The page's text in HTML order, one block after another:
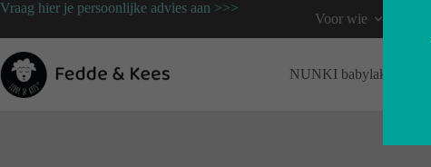
Vraag hier je persoonlijke advies aan >>>
Voor wie
NUNKI babylaken